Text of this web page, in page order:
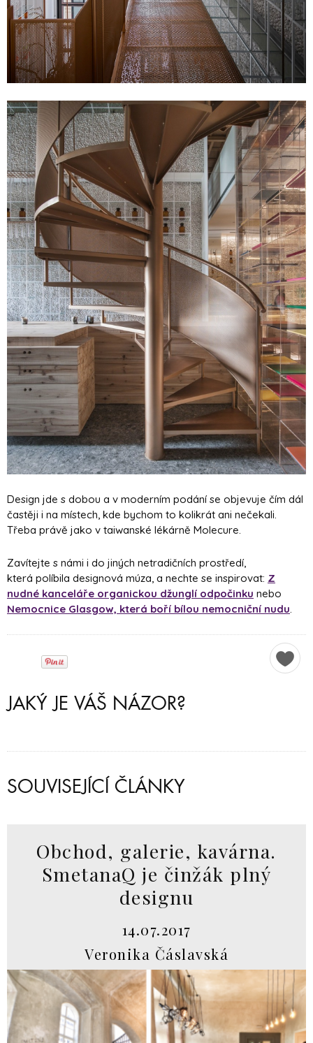
Design jde s dobou a v moderním podání se objevuje čím dál
častěji i na místech, kde bychom to kolikrát ani nečekali.
Třeba právě jako v taiwanské lékárně Molecure.
Zavítejte s námi i do jiných netradičních prostředí,
která políbila designová múza, a nechte se inspirovat: Z
nudné kanceláře organickou džunglí odpočinku nebo
Nemocnice Glasgow, která boří bílou nemocniční nudu.
JAKÝ JE VÁŠ NÁZOR?
SOUVISEJÍCÍ ČLÁNKY
Obchod, galerie, kavárna.
SmetanaQ je činžák plný
designu
14.07.2017
Veronika Čáslavská